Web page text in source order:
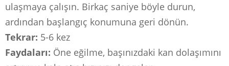
ulaşmaya çalışın. Birkaç saniye böyle durun,
ardından başlangıç ​​konumuna geri dönün.
Tekrar: 5-6 kez
Faydaları: Öne eğilme, başınızdaki kan dolaşımını